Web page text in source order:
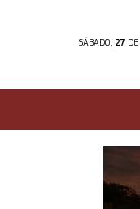
SÁBADO, 27 DE